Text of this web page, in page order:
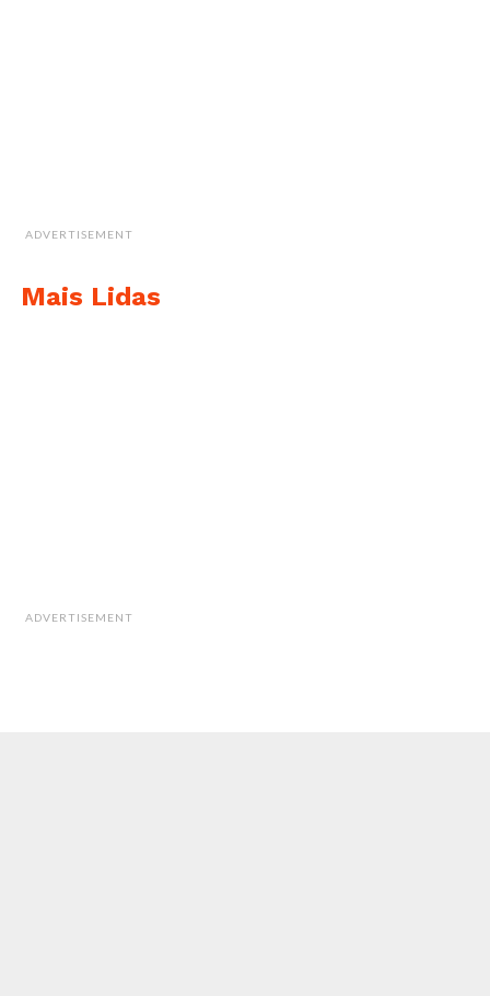
ADVERTISEMENT
Mais Lidas
ADVERTISEMENT